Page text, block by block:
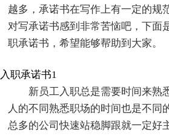
越多，承诺书在写作上有一定的规
对写承诺书感到非常苦恼吧，下面
职承诺书，希望能够帮助到大家。
入职承诺书1
新员工入职总是需要时间来熟
人的不同熟悉职场的时间也是不同
总多的公司快速站稳脚跟就一定好